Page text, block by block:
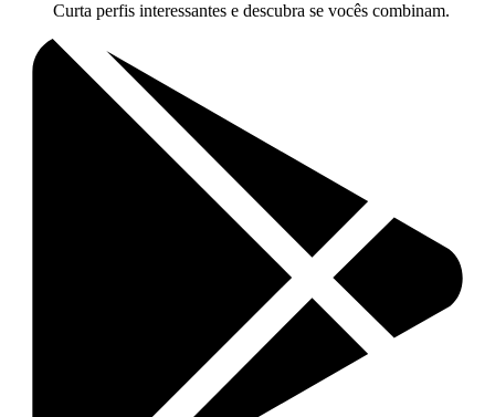
Curta perfis interessantes e descubra se vocês combinam.